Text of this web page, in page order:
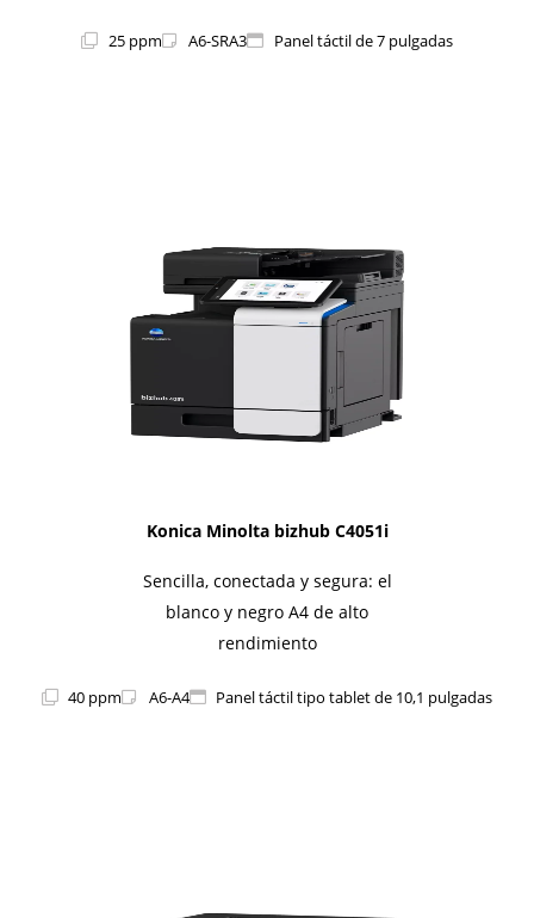
25 ppm A6-SRA3 Panel táctil de 7 pulgadas
Konica Minolta bizhub C4051i
Sencilla, conectada y segura: el
blanco y negro A4 de alto
rendimiento
40 ppm A6-A4 Panel táctil tipo tablet de 10,1 pulgadas